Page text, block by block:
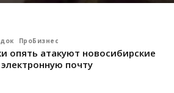
ПроБизнес
опять атакуют новосибирские
почту